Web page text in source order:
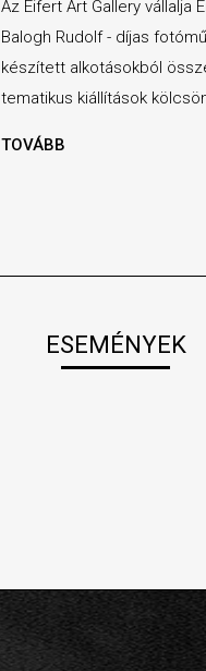
Az Eifert Art Gallery vállalja
Balogh Rudolf - díjas
készített alkotásokból
tematikus kiállítások
TOVÁBB
ESEMÉNYEK